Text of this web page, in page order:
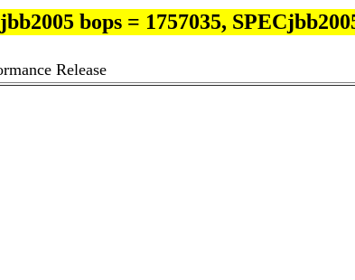
bops = 1757035,
Release